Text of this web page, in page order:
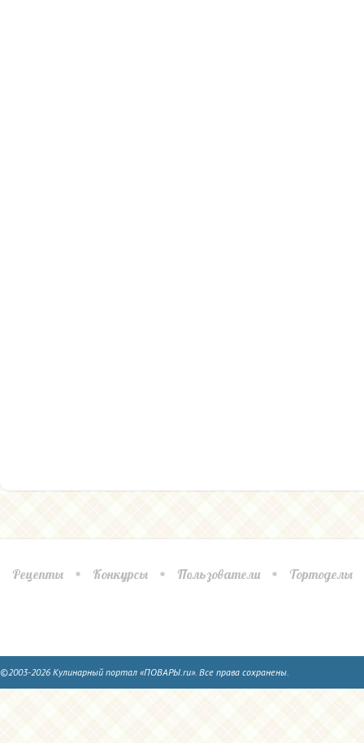
Рецепты Конкурсы Пользователи Тортоделы
©2003-2026 Кулинарный портал «ПОВАРЫ.ru». Все права сохранены.